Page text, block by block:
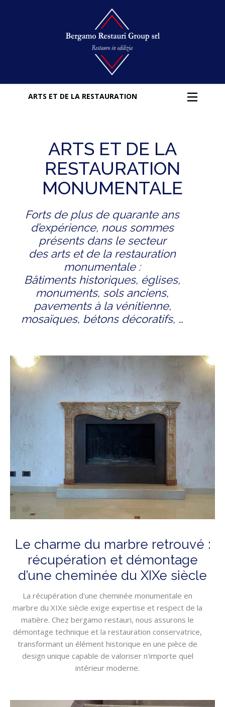
ARTS ET DE LA RESTAURATION
ARTS ET DE LA
RESTAURATION
MONUMENTALE
Forts de plus de quarante ans
d’expérience, nous sommes
présents dans le secteur
des arts et de la restauration
monumentale :
Bâtiments historiques, églises,
monuments, sols anciens,
pavements à la vénitienne,
mosaïques, bétons décoratifs, …
Le charme du marbre retrouvé :
récupération et démontage
d’une cheminée du XIXe siècle
La récupération d'une cheminée monumentale en
marbre du XIXe siècle exige expertise et respect de la
matière. Chez bergamo restauri, nous assurons le
démontage technique et la restauration conservatrice,
transformant un élément historique en une pièce de
design unique capable de valoriser n'importe quel
intérieur moderne.